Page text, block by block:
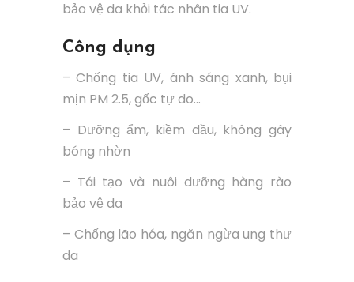
bảo vệ da khỏi tác nhân tia UV.
Công dụng
– Chống tia UV, ánh sáng xanh, bụi
mịn PM 2.5, gốc tự do…
– Dưỡng ẩm, kiềm dầu, không gây
bóng nhờn
– Tái tạo và nuôi dưỡng hàng rào
bảo vệ da
– Chống lão hóa, ngăn ngừa ung thư
da